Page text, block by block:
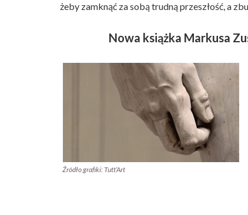
żeby zamknąć za sobą trudną przeszłość, a
Nowa książka Markusa
Źródło grafiki: Tutt’Art